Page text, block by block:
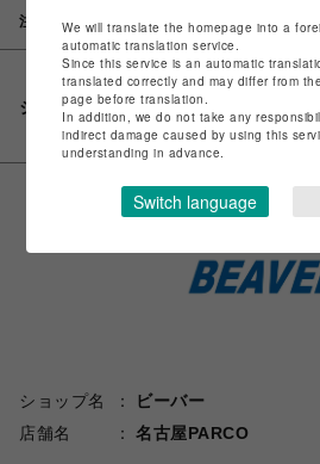
注意事項
シェアする
ショップ名
ビーバー
店舗名
名古屋PARCO
We will translate the homepage into a
automatic translation service.
Since this service is an automatic
translated correctly and may differ from
page before translation.
In addition, we do not take any
indirect damage caused by using this
understanding in advance.
Switch language